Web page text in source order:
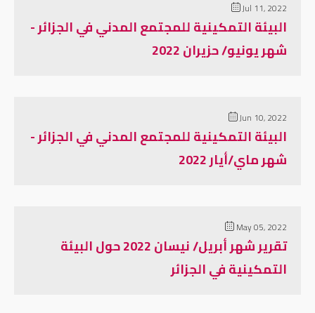
Jul 11, 2022
البيئة التمكينية للمجتمع المدني في الجزائر -
شهر يونيو/ حزيران 2022
Jun 10, 2022
البيئة التمكينية للمجتمع المدني في الجزائر -
شهر ماي/أيار 2022
May 05, 2022
تقرير شهر أبريل/ نيسان 2022 حول البيئة
التمكينية في الجزائر